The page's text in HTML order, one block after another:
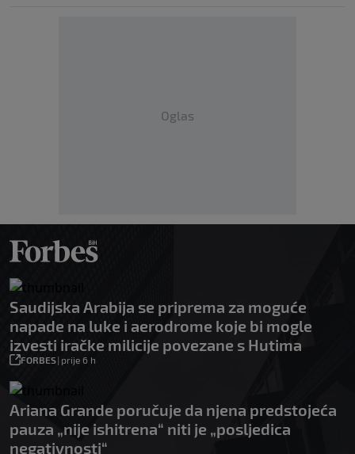
Oglas
Saudijska Arabija se priprema za moguće
napade na luke i aerodrome koje bi mogle
izvesti iračke milicije povezane s Hutima
FORBES| prije 6 h
Ariana Grande poručuje da njena predstojeća
pauza „nije ishitrena“ niti je „posljedica
negativnosti“